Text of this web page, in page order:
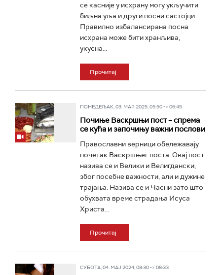
се касније у исхрану могу укључити
биљна уља и други посни састојци.
Правилно избалансирана посна
исхрана може бити хранљива,
укусна...
Прочитај
ПОНЕДЕЉАК, 03. МАР 2025, 05:50 -> 06:45
Почиње Васкршњи пост – спрема
се кућа и започињу важни послови
Православни верници обележавају
почетак Васкршњег поста. Овај пост
назива се и Велики и Велигдански,
због посебне важности, али и дужине
трајања. Назива се и Часни зато што
обухвата време страдања Исуса
Христа...
Прочитај
СУБОТА, 04. МАЈ 2024, 08:30 -> 08:33